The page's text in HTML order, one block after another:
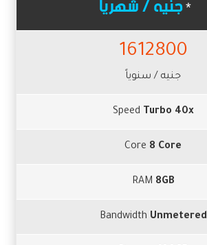
*
1612800
جنيه / سنوياً
Speed Turbo 40x
Core 8 Core
RAM 8GB
Bandwidth Unmetered